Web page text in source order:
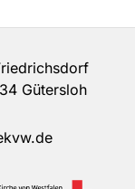
Gütersloh